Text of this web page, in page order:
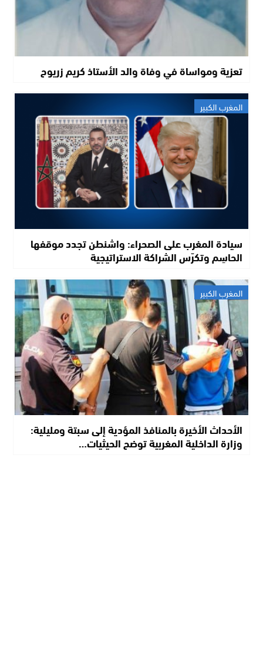
تعزية ومواساة في وفاة والد الأستاذ كريم زريوح
المغرب الكبير
سيادة المغرب على الصحراء: واشنطن تجدد موقفها
الحاسِم وتكرّس الشراكة الاستراتيجية
المغرب الكبير
الأحداث الأخيرة بالمنافذ المؤدية إلى سبتة ومليلية:
وزارة الداخلية المغربية توضح الحيثيات…